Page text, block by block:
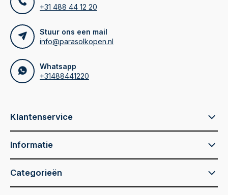
+31 488 44 12 20
Stuur ons een mail
info@parasolkopen.nl
Whatsapp
+31488441220
Klantenservice
Informatie
Categorieën